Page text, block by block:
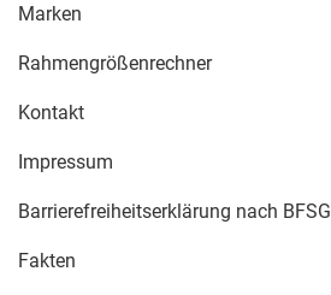
Marken
Rahmengrößenrechner
Kontakt
Impressum
Barrierefreiheitserklärung nach BFSG
Fakten